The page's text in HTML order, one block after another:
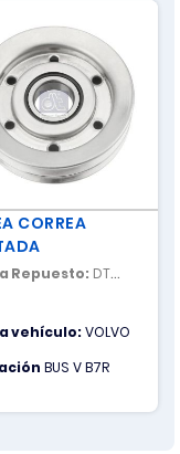
CORREA
Repuesto: DT
vehículo:VOLVO
BUS V B7R